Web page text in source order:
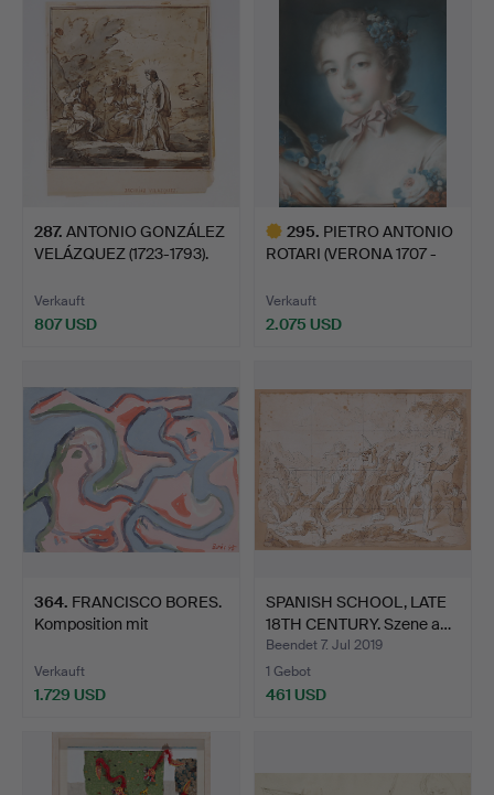
287. ANTONIO GONZÁLEZ
VELÁZQUEZ (1723-1793).
Verkauft
807 USD
295. PIETRO ANTONIO
ROTARI (VERONA 1707 -
Verkauft
2.075 USD
364. FRANCISCO BORES.
Komposition mit
Verkauft
1.729 USD
SPANISH SCHOOL, LATE
18TH CENTURY. Szene a…
Beendet 7. Jul 2019
1 Gebot
461 USD